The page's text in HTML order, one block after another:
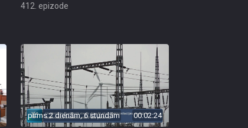
412. epizode
pirms 2 dienām, 6 stundām 00:02:24